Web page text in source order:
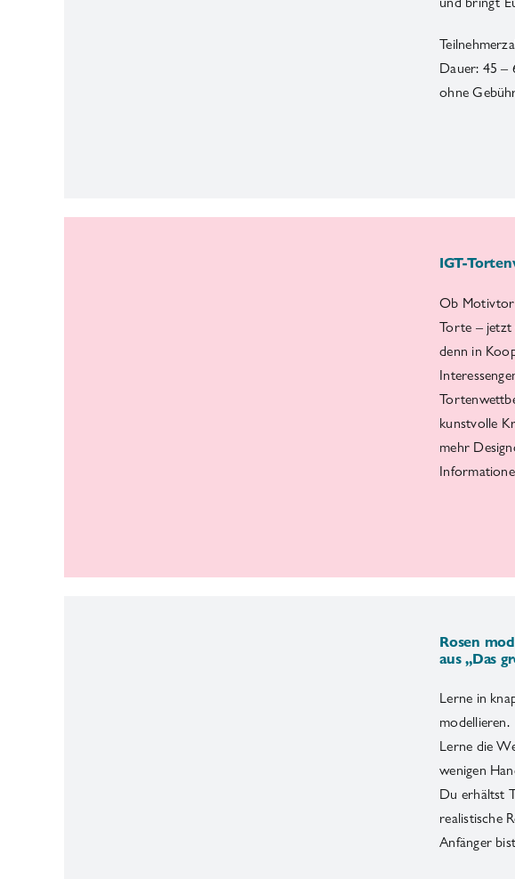
Dauer: 45 –
ohne
IGT-
Ob
Torte – jetzt
denn in
kunstvolle
mehr
Rosen
aus „Das
Lerne in
modellieren.
Lerne die
wenigen
Du erhältst
realistische
Anfänger